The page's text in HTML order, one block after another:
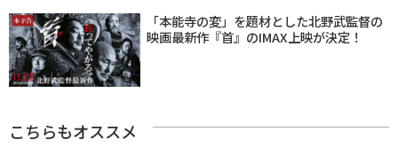
「本能寺の変」を題材とした北野武監督の
映画最新作『首』のIMAX上映が決定！
こちらもオススメ